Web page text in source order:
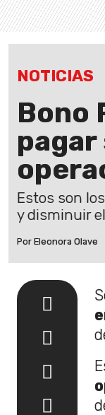
NOTICIAS
Bono
pagar
Estos son
y disminuir
Por Eleonora Olave